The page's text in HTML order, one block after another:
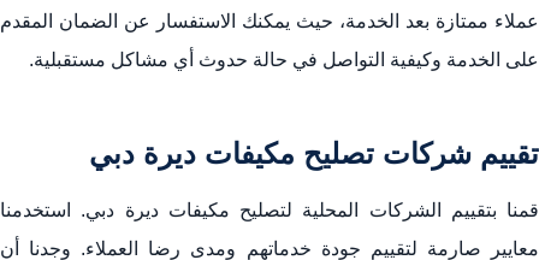
عملاء ممتازة بعد الخدمة، حيث يمكنك الاستفسار عن الضمان المقدم
على الخدمة وكيفية التواصل في حالة حدوث أي مشاكل مستقبلية.
تقييم شركات ‏تصليح مكيفات ديرة دبي
قمنا بتقييم الشركات المحلية ل‏تصليح مكيفات ديرة دبي. استخدمنا
معايير صارمة لتقييم جودة خدماتهم ومدى رضا العملاء. وجدنا أن